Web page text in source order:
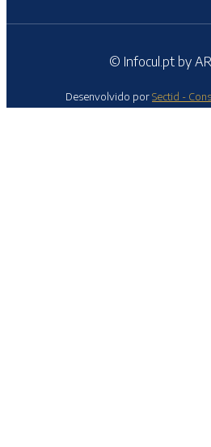
© Infocul.pt by
Desenvolvido porSectid -